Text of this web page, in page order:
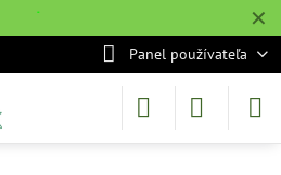
✕
˙
Panel používateľa